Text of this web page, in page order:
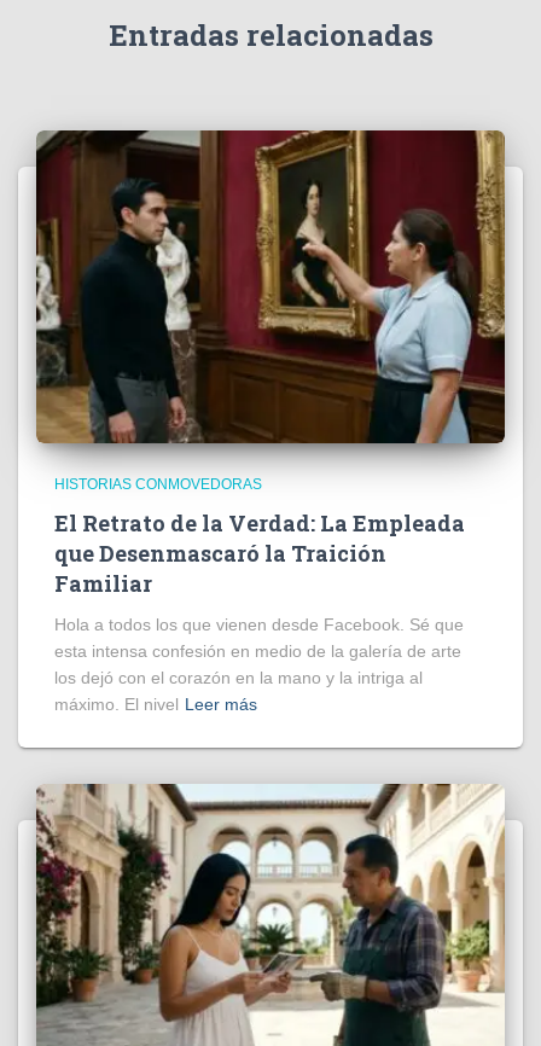
Entradas relacionadas
HISTORIAS CONMOVEDORAS
El Retrato de la Verdad: La Empleada
que Desenmascaró la Traición
Familiar
Hola a todos los que vienen desde Facebook. Sé que
esta intensa confesión en medio de la galería de arte
los dejó con el corazón en la mano y la intriga al
máximo. El nivel Leer más